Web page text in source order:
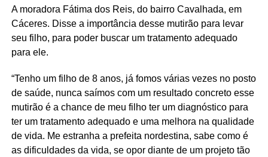
A moradora Fátima dos Reis, do bairro Cavalhada, em
Cáceres. Disse a importância desse mutirão para levar
seu filho, para poder buscar um tratamento adequado
para ele.
“Tenho um filho de 8 anos, já fomos várias vezes no posto
de saúde, nunca saímos com um resultado concreto esse
mutirão é a chance de meu filho ter um diagnóstico para
ter um tratamento adequado e uma melhora na qualidade
de vida. Me estranha a prefeita nordestina, sabe como é
as dificuldades da vida, se opor diante de um projeto tão